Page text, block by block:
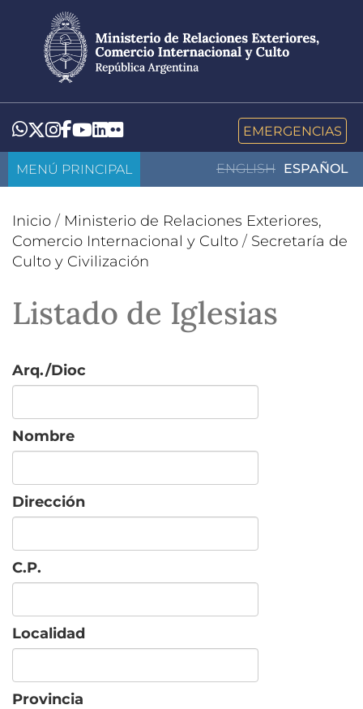
contenido
principal
Whatsapp
Twitter
Instagram
Facebook
YouTube
LinkedIn
Flickr EMERGENCIAS
ENGLISH ESPAÑOL
MENÚ PRINCIPAL
Inicio / Ministerio de Relaciones Exteriores,
Comercio Internacional y Culto / Secretaría de
Culto y Civilización
Listado de Iglesias
Arq./Dioc
Nombre
Dirección
C.P.
Localidad
Provincia